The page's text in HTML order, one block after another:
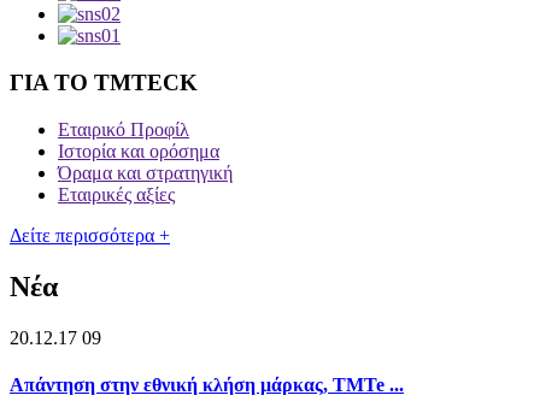
ΓΙΑ ΤΟ TMTECK
Εταιρικό Προφίλ
Ιστορία και ορόσημα
Όραμα και στρατηγική
Εταιρικές αξίες
Δείτε περισσότερα +
Νέα
20.12.17 09
Απάντηση στην εθνική κλήση μάρκας, TMTe ...